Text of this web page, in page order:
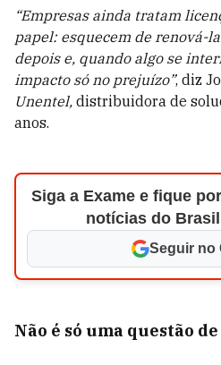
“Empresas ainda tratam
papel: esquecem de renová-
depois e, quando algo se
impacto só no prejuízo”, diz
Unentel, distribuidora de
anos.
Siga a Exame e fique
notícias do
Seguir no
Não é só uma questão